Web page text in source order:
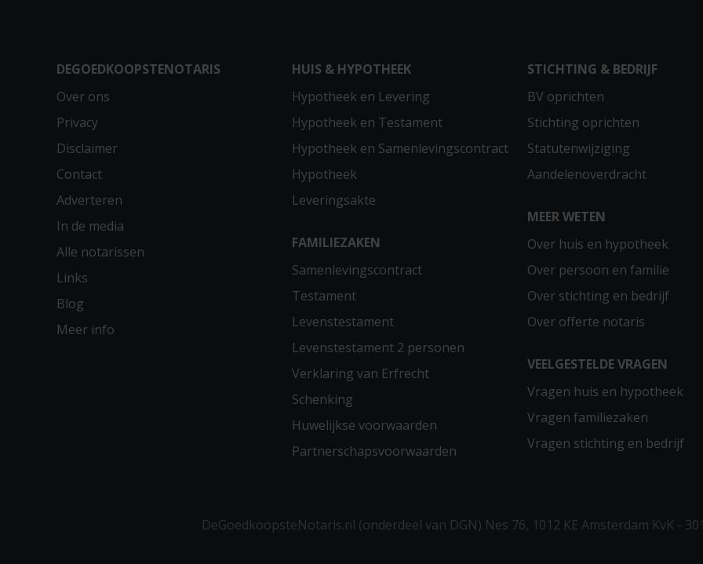
DEGOEDKOOPSTENOTARIS
Over ons
Privacy
Disclaimer
Contact
Adverteren
In de media
Alle notarissen
Links
Blog
Meer info
HUIS & HYPOTHEEK
Hypotheek en Levering
Hypotheek en Testament
Hypotheek en Samenlevingscontract
Hypotheek
Leveringsakte
FAMILIEZAKEN
Samenlevingscontract
Testament
Levenstestament
Levenstestament 2 personen
Verklaring van Erfrecht
Schenking
Huwelijkse voorwaarden
Partnerschapsvoorwaarden
STICHTING & BEDRIJF
BV oprichten
Stichting oprichten
Statutenwijziging
Aandelenoverdracht
MEER WETEN
Over huis en hypotheek
Over persoon en familie
Over stichting en bedrijf
Over offerte notaris
VEELGESTELDE VRAGEN
Vragen huis en hypotheek
Vragen familiezaken
Vragen stichting en bedrijf
DeGoedkoopsteNotaris.nl (onderdeel van DGN) Nes 76, 1012 KE Amsterdam KvK -